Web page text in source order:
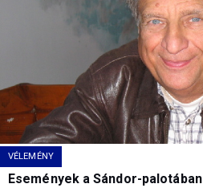
VÉLEMÉNY
Események a Sándor-palotában